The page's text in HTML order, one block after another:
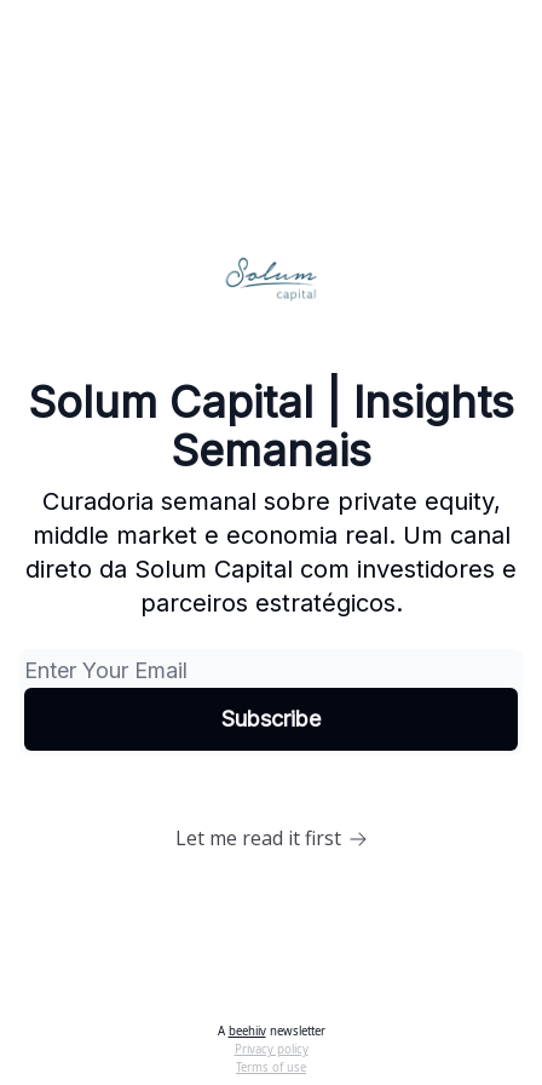
Solum Capital | Insights
Semanais
Curadoria semanal sobre private equity,
middle market e economia real. Um canal
direto da Solum Capital com investidores e
parceiros estratégicos.
Let me read it first
A beehiivnewsletter
Privacy policy
Terms of use